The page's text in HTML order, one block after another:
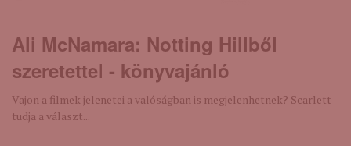
Ali McNamara: Notting ​Hillből
szeretettel - könyvajánló
Vajon a filmek jelenetei a valóságban is megjelenhetnek? Scarlett
tudja a választ...